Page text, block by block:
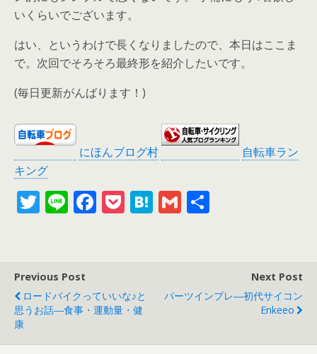
いくらいでございます。
はい、というわけで長くなりましたので、本日はここま
で。次回でそろそろ最終形を紹介したいです。
(毎日更新がんばります！)
にほんブログ村
自転車ラン
キング
T
er
Li F
o
o
k
P H
a
G
Previous Post
ロードバイクっていいな♪と
思うお話―食事・運動量・健
康
Next Post
パーツインプレ―初代サイコン
Enkeeo